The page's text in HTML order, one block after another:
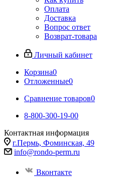
Оплата
Доставка
Вопрос ответ
Возврат-товара
Личный кабинет
Корзина0
Отложенные0
Сравнение товаров0
8-800-300-19-00
Контактная информация
г.Пермь, Фоминская, 49
info@rondo-perm.ru
Вконтакте